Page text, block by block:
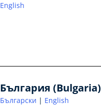
English
България (Bulgaria)
Български English